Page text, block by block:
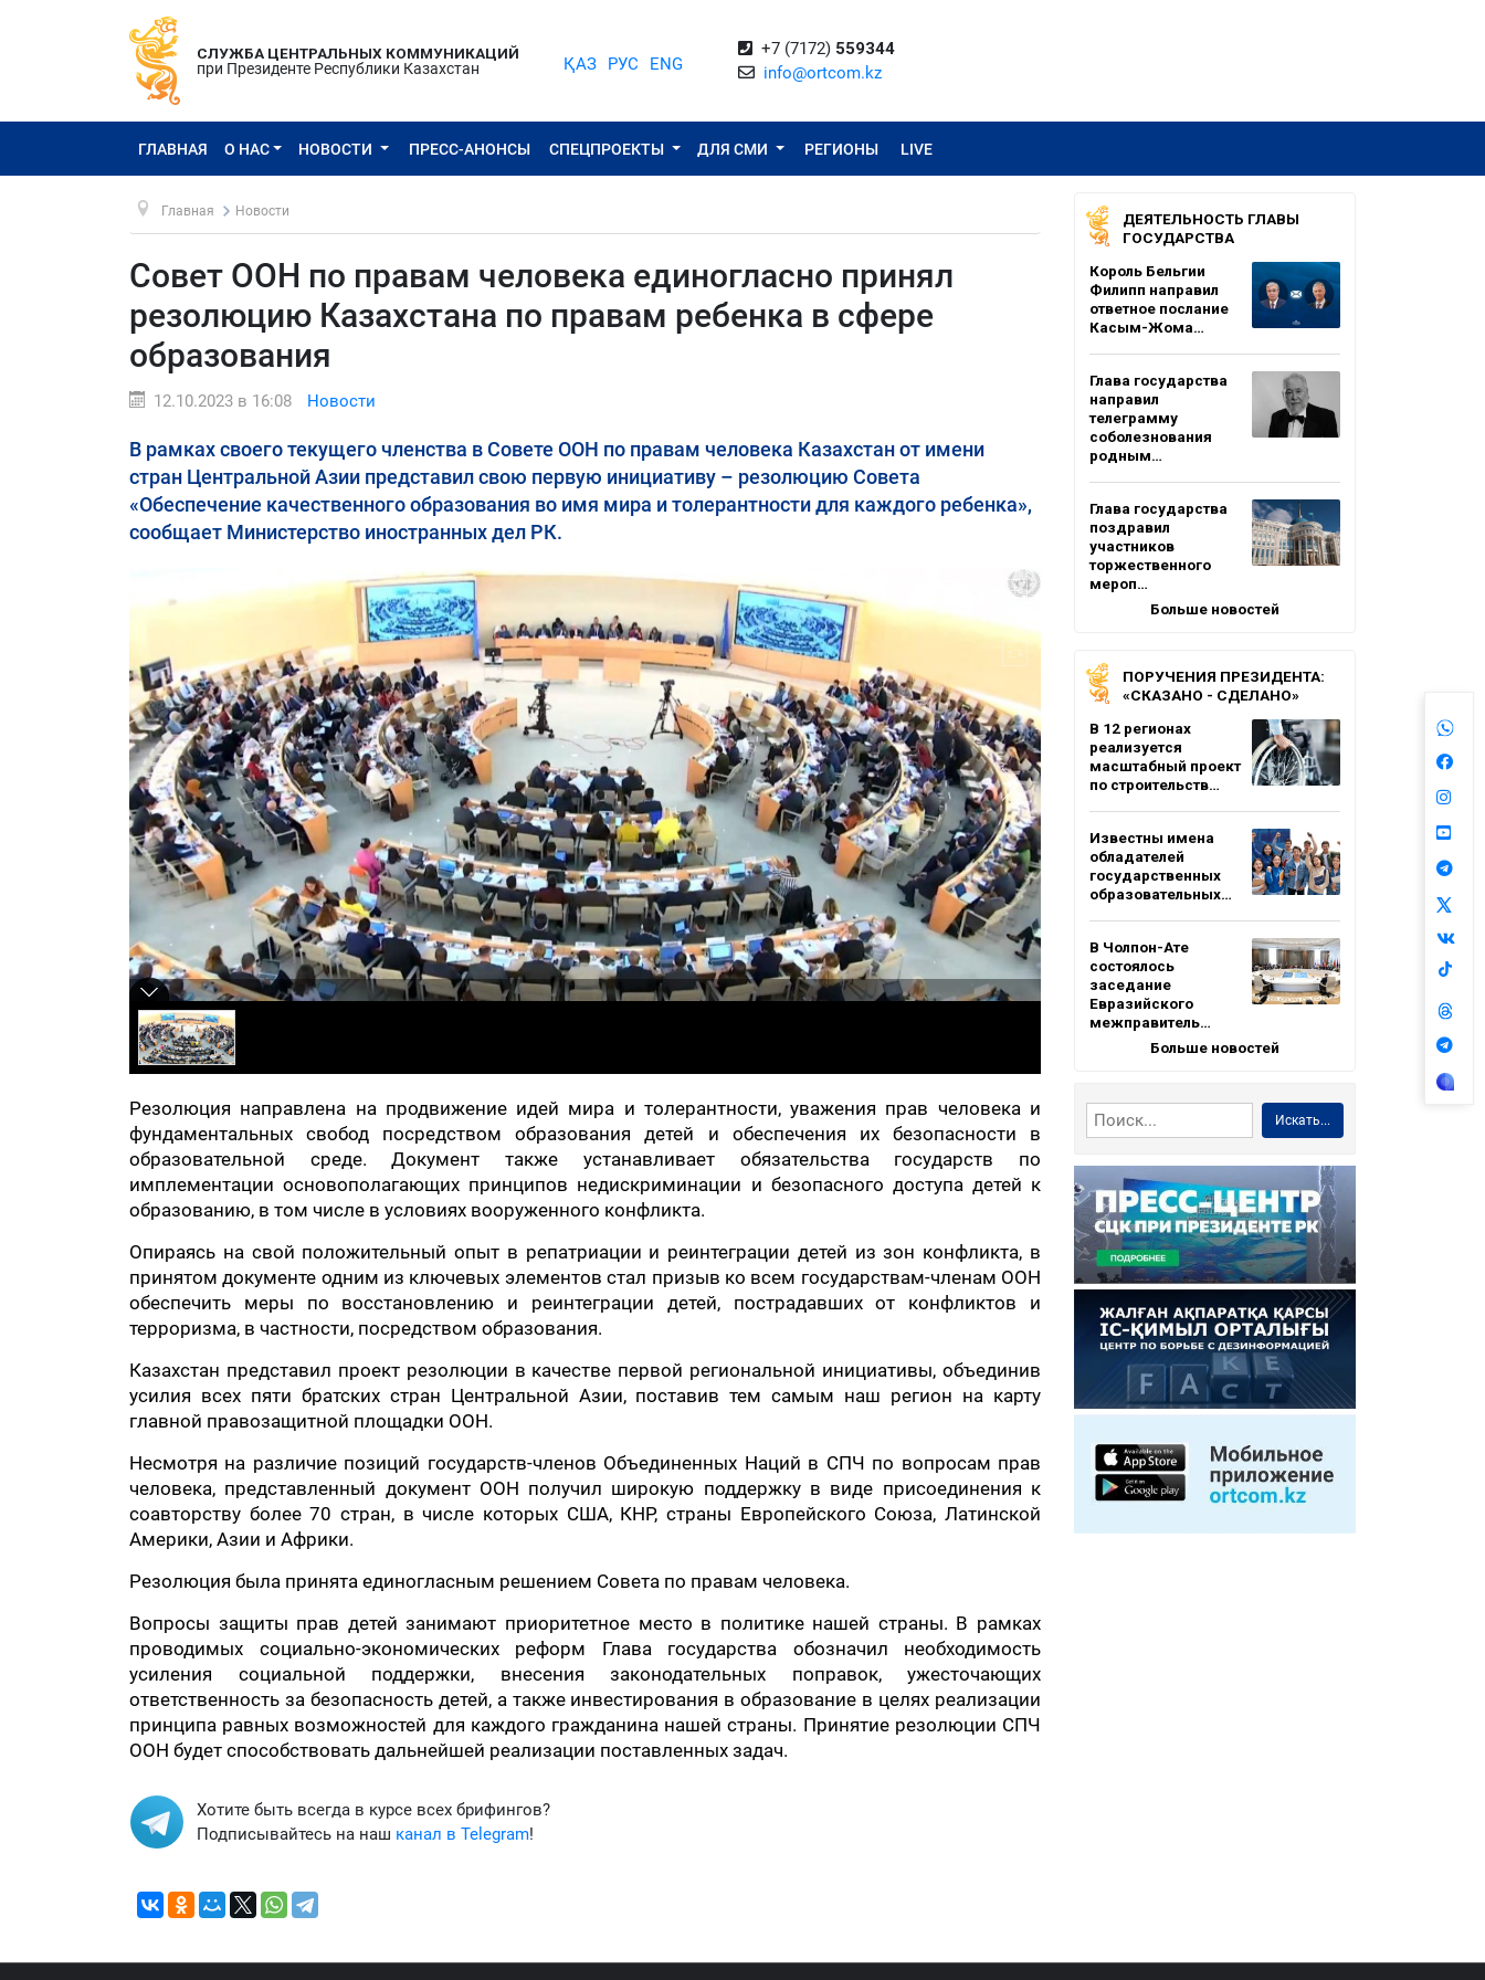
СЛУЖБА ЦЕНТРАЛЬНЫХ КОММУНИКАЦИЙ
при Президенте Республики Казахстан
ҚАЗ РУС ENG
+7 (7172) 559344
info@ortcom.kz
ГЛАВНАЯ О НАС НОВОСТИ ПРЕСС-АНОНСЫ СПЕЦПРОЕКТЫ ДЛЯ СМИ РЕГИОНЫ LIVE
Главная Новости
Совет ООН по правам человека единогласно принял
резолюцию Казахстана по правам ребенка в сфере
образования
12.10.2023 в 16:08 Новости
В рамках своего текущего членства в Совете ООН по правам человека Казахстан от имени
стран Центральной Азии представил свою первую инициативу – резолюцию Совета
«Обеспечение качественного образования во имя мира и толерантности для каждого ребенка»,
сообщает Министерство иностранных дел РК.
Резолюция направлена на продвижение идей мира и толерантности, уважения прав человека и
фундаментальных свобод посредством образования детей и обеспечения их безопасности в
образовательной среде. Документ также устанавливает обязательства государств по
имплементации основополагающих принципов недискриминации и безопасного доступа детей к
образованию, в том числе в условиях вооруженного конфликта.
Опираясь на свой положительный опыт в репатриации и реинтеграции детей из зон конфликта, в
принятом документе одним из ключевых элементов стал призыв ко всем государствам-членам ООН
обеспечить меры по восстановлению и реинтеграции детей, пострадавших от конфликтов и
терроризма, в частности, посредством образования.
Казахстан представил проект резолюции в качестве первой региональной инициативы, объединив
усилия всех пяти братских стран Центральной Азии, поставив тем самым наш регион на карту
главной правозащитной площадки ООН.
Несмотря на различие позиций государств-членов Объединенных Наций в СПЧ по вопросам прав
человека, представленный документ ООН получил широкую поддержку в виде присоединения к
соавторству более 70 стран, в числе которых США, КНР, страны Европейского Союза, Латинской
Америки, Азии и Африки.
Резолюция была принята единогласным решением Совета по правам человека.
Вопросы защиты прав детей занимают приоритетное место в политике нашей страны. В рамках
проводимых социально-экономических реформ Глава государства обозначил необходимость
усиления социальной поддержки, внесения законодательных поправок, ужесточающих
ответственность за безопасность детей, а также инвестирования в образование в целях реализации
принципа равных возможностей для каждого гражданина нашей страны. Принятие резолюции СПЧ
ООН будет способствовать дальнейшей реализации поставленных задач.
Хотите быть всегда в курсе всех брифингов?
Подписывайтесь на наш канал в Telegram!
ДЕЯТЕЛЬНОСТЬ ГЛАВЫ
ГОСУДАРСТВА
Король Бельгии
Филипп направил
ответное послание
Касым-Жома…
Глава государства
направил
телеграмму
соболезнования
родным…
Глава государства
поздравил
участников
торжественного
мероп…
Больше новостей
ПОРУЧЕНИЯ ПРЕЗИДЕНТА:
«СКАЗАНО - СДЕЛАНО»
В 12 регионах
реализуется
масштабный проект
по строительств…
Известны имена
обладателей
государственных
образовательных…
В Чолпон-Ате
состоялось
заседание
Евразийского
межправитель…
Больше новостей
Искать...